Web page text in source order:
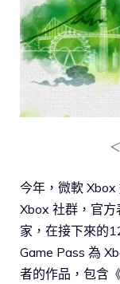
今年，微軟
Xbox 社群，官
家，在接下來的
Game Pass 為
者的作品，包含